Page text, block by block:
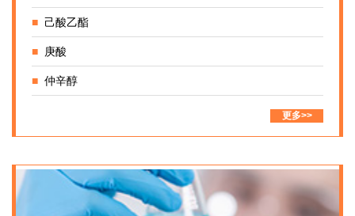
■己酸乙酯
■ 庚酸
■仲辛醇
更多>>